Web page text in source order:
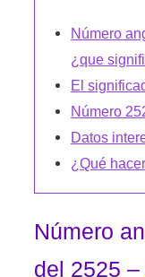
Número
¿que
El
Número
Datos
¿Qué
Número
del 2525